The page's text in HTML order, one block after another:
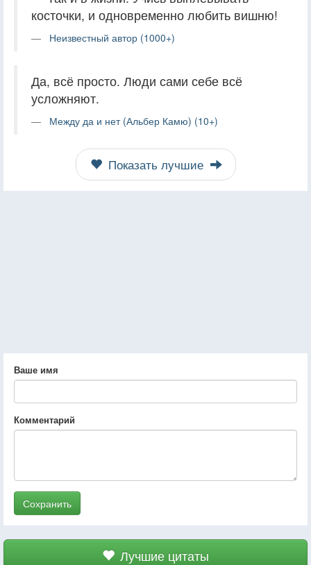
косточки, и одновременно любить вишню!
Неизвестный автор (1000+)
Да, всё просто. Люди сами себе всё
усложняют.
Между да и нет (Альбер Камю) (10+)
Показать лучшие
Ваше имя
Комментарий
Сохранить
Лучшие цитаты